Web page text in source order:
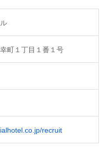
町１丁目１番１号
recruit